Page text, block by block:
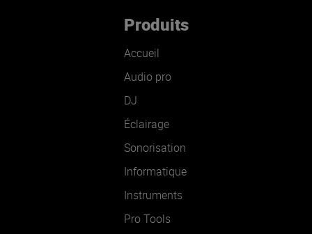
Produits
Accueil
Audio pro
DJ
Éclairage
Sonorisation
Informatique
Instruments
Pro Tools